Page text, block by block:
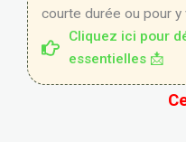
courte durée ou pour y
Cliquez ici pour
essentielles 📩